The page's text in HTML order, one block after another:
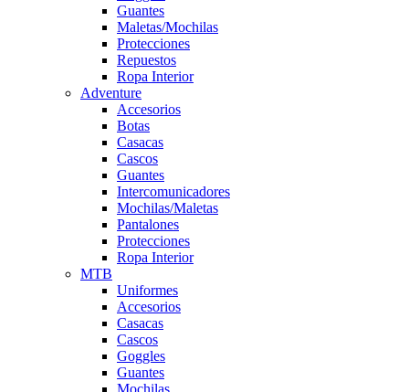
Guantes
Maletas/Mochilas
Protecciones
Repuestos
Ropa Interior
Adventure
Accesorios
Botas
Casacas
Cascos
Guantes
Intercomunicadores
Mochilas/Maletas
Pantalones
Protecciones
Ropa Interior
MTB
Uniformes
Accesorios
Casacas
Cascos
Goggles
Guantes
Mochilas